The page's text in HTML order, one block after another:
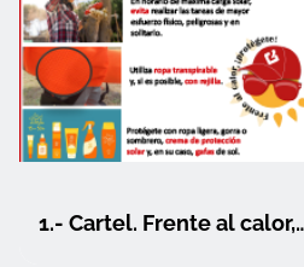
1.- Cartel. Frente al calor,